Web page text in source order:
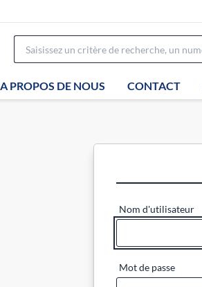
A PROPOS DE NOUS CONTACT
Nom d'utilisateur
Mot de passe